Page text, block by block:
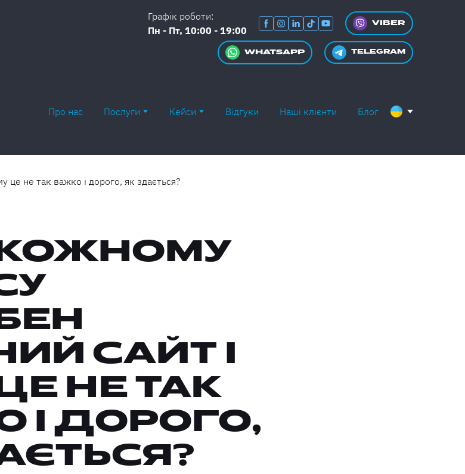
Графік роботи:
Пн - Пт, 10:00 - 19:00
VIBER
WHATSAPP TELEGRAM
Про нас Послуги Кейси Відгуки Наші клієнти Блог
САЙТ І
НЕ ТАК
І ДОРОГО,